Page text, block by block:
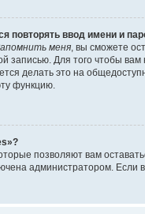
повторять ввод имени и
меня , вы сможете
записью. Для того чтобы
делать это на
функцию.
позволяют вам
администратором.